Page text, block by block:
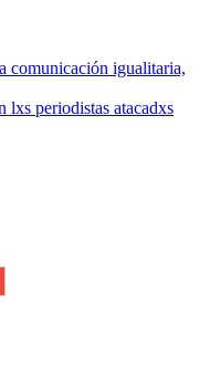
comunicación igualitaria,
lxs periodistas atacadxs